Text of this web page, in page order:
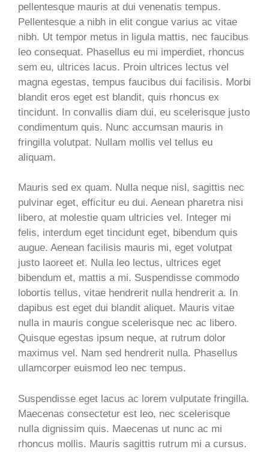
pellentesque mauris at dui venenatis tempus.
Pellentesque a nibh in elit congue varius ac vitae
nibh. Ut tempor metus in ligula mattis, nec faucibus
leo consequat. Phasellus eu mi imperdiet, rhoncus
sem eu, ultrices lacus. Proin ultrices lectus vel
magna egestas, tempus faucibus dui facilisis. Morbi
blandit eros eget est blandit, quis rhoncus ex
tincidunt. In convallis diam dui, eu scelerisque justo
condimentum quis. Nunc accumsan mauris in
fringilla volutpat. Nullam mollis vel tellus eu
aliquam.
Mauris sed ex quam. Nulla neque nisl, sagittis nec
pulvinar eget, efficitur eu dui. Aenean pharetra nisi
libero, at molestie quam ultricies vel. Integer mi
felis, interdum eget tincidunt eget, bibendum quis
augue. Aenean facilisis mauris mi, eget volutpat
justo laoreet et. Nulla leo lectus, ultrices eget
bibendum et, mattis a mi. Suspendisse commodo
lobortis tellus, vitae hendrerit nulla hendrerit a. In
dapibus est eget dui blandit aliquet. Mauris vitae
nulla in mauris congue scelerisque nec ac libero.
Quisque egestas ipsum neque, at rutrum dolor
maximus vel. Nam sed hendrerit nulla. Phasellus
ullamcorper euismod leo nec tempus.
Suspendisse eget lacus ac lorem vulputate fringilla.
Maecenas consectetur est leo, nec scelerisque
nulla dignissim quis. Maecenas ut nunc ac mi
rhoncus mollis. Mauris sagittis rutrum mi a cursus.